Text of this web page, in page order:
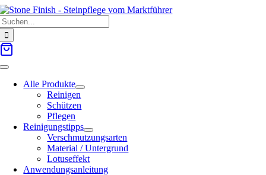
Zum
Inhalt
springen
Toggle
NavigationAlle Produkte
Reinigen
Schützen
Pflegen
Reinigungstipps
Verschmutzungsarten
Material / Untergrund
Lotuseffekt
Anwendungsanleitung